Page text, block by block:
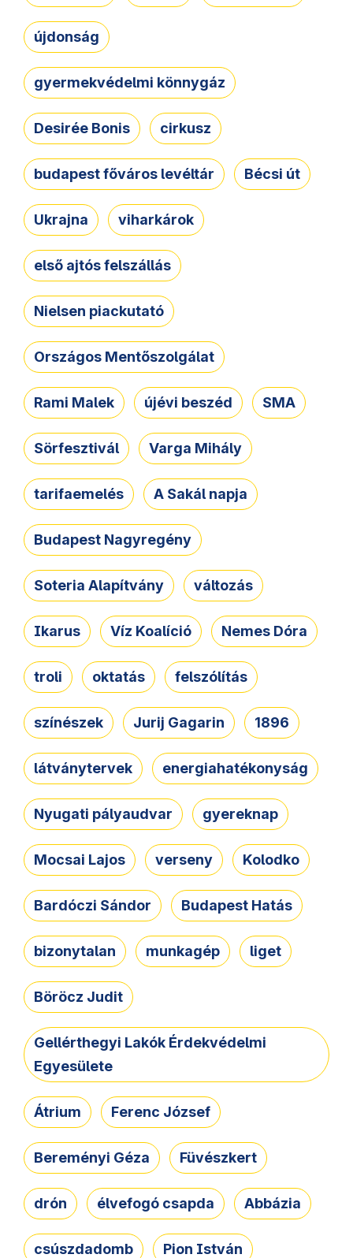
újdonság
gyermekvédelmi könnygáz
Desirée Bonis cirkusz
budapest főváros levéltár Bécsi út
Ukrajna viharkárok
első ajtós felszállás
Nielsen piackutató
Országos Mentőszolgálat
Rami Malek újévi beszéd SMA
Sörfesztivál Varga Mihály
tarifaemelés A Sakál napja
Budapest Nagyregény
Soteria Alapítvány változás
Ikarus Víz Koalíció Nemes Dóra
troli oktatás felszólítás
színészek Jurij Gagarin 1896
látványtervek energiahatékonyság
Nyugati pályaudvar gyereknap
Mocsai Lajos verseny Kolodko
Bardóczi Sándor Budapest Hatás
bizonytalan munkagép liget
Böröcz Judit
Gellérthegyi Lakók Érdekvédelmi
Egyesülete
Átrium Ferenc József
Bereményi Géza Füvészkert
drón élvefogó csapda Abbázia
csúszdadomb Pion István